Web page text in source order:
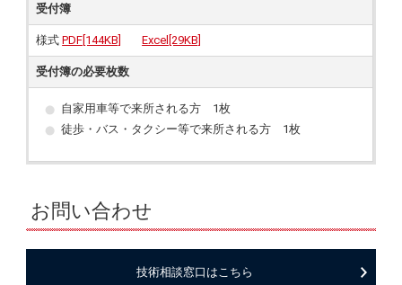
受付簿
様式PDF[144KB] Excel[29KB]
受付簿の必要枚数
自家用車等で来所される方 1枚
徒歩・バス・タクシー等で来所される方 1枚
お問い合わせ
技術相談窓口はこちら